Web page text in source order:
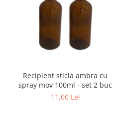
Recipient sticla ambra cu
spray mov 100ml - set 2 buc
11,00 Lei